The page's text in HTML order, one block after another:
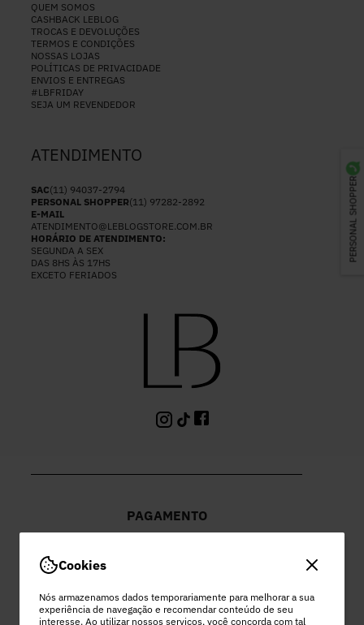
Cookies
Nós armazenamos dados temporariamente para melhorar a sua
experiência de navegação e recomendar conteúdo de seu
interesse. Ao utilizar nossos serviços, você concorda com tal
PERSONAL SHOPPER
QUEM SOMOS
CASHBACK LEBLOG
TROCAS E DEVOLUÇÕES
TERMOS E CONDIÇÕES
NOSSAS LOJAS
POLÍTICAS DE PRIVACIDADE
ENVIOS E ENTREGAS
#LBFRIDAY
SEJA UM REVENDEDOR
ATENDIMENTO
SAC(11) 94037-2794
PERSONAL SHOPPER(11) 97282-2892
E-MAIL
ATENDIMENTO@LEBLOGSTORE.COM.BR
HORÁRIO DE ATENDIMENTO:
SEGUNDA A SEX
DAS 8HS ÀS 17HS
EXCETO FERIADOS
PAGAMENTO
PEC COMERCIO DO VESTUARIO LTDA